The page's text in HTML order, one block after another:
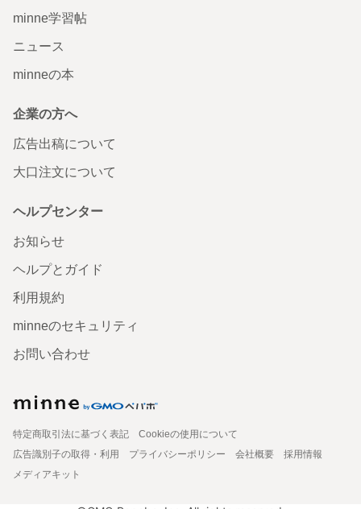
minne学習帖
ニュース
minneの本
企業の方へ
広告出稿について
大口注文について
ヘルプセンター
お知らせ
ヘルプとガイド
利用規約
minneのセキュリティ
お問い合わせ
特定商取引法に基づく表記
Cookieの使用について
広告識別子の取得・利用
プライバシーポリシー 会社概要
採用情報
メディアキット